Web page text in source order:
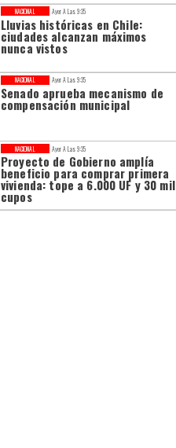
Ayer A Las 9:35
Lluvias históricas en Chile:
ciudades alcanzan máximos
nunca vistos
NACIONAL
Ayer A Las 9:35
Senado aprueba mecanismo de
compensación municipal
NACIONAL
Ayer A Las 9:35
Proyecto de Gobierno amplía
beneficio para comprar primera
vivienda: tope a 6.000 UF y 30 mil
cupos
NACIONAL